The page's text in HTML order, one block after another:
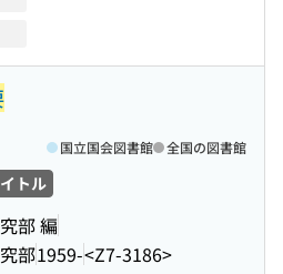
トル
部 編
部1959-<Z7-3186>
国立国会図書館 全国の図書館